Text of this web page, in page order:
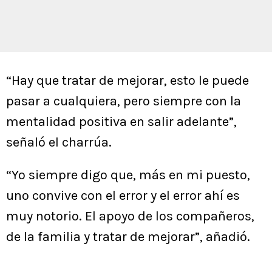
“Hay que tratar de mejorar, esto le puede
pasar a cualquiera, pero siempre con la
mentalidad positiva en salir adelante”,
señaló el charrúa.
“Yo siempre digo que, más en mi puesto,
uno convive con el error y el error ahí es
muy notorio. El apoyo de los compañeros,
de la familia y tratar de mejorar”, añadió.